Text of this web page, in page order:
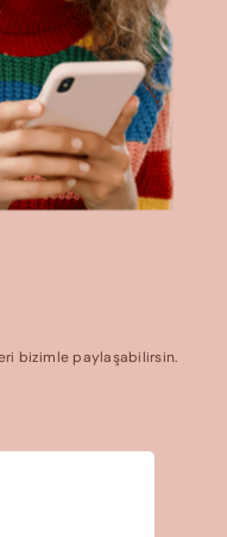
bizimle paylaşabilirsin.